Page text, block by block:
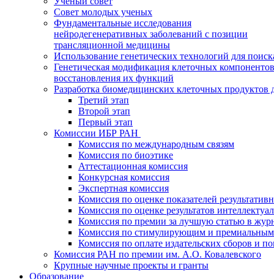
Совет молодых ученых
Фундаментальные исследования
нейродегенеративных заболеваний с позиции
трансляционной медицины
Использование генетических технологий для
Генетическая модификация клеточных
восстановления их функций
Разработка биомедицинских клеточных продуктов
Третий этап
Второй этап
Первый этап
Комиссии ИБР РАН
Комиссия по международным связям
Комиссия по биоэтике
Аттестационная комиссия
Конкурсная комиссия
Экспертная комиссия
Комиссия по оценке показателей
Комиссия по оценке результатов
Комиссия по премии за лучшую статью в
Комиссия по стимулирующим и
Комиссия по оплате издательских сборов и
Комиссия РАН по премии им. А.О. Ковалевского
Крупные научные проекты и гранты
Образование